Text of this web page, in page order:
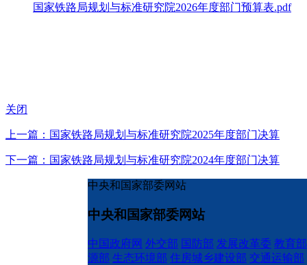
国家铁路局规划与标准研究院2026年度部门预算表.pdf
关闭
上一篇：国家铁路局规划与标准研究院2025年度部门决算
下一篇：国家铁路局规划与标准研究院2024年度部门决算
中央和国家部委网站
中央和国家部委网站
中国政府网 外交部 国防部 发展改革委 教育部
源部 生态环境部 住房城乡建设部 交通运输部